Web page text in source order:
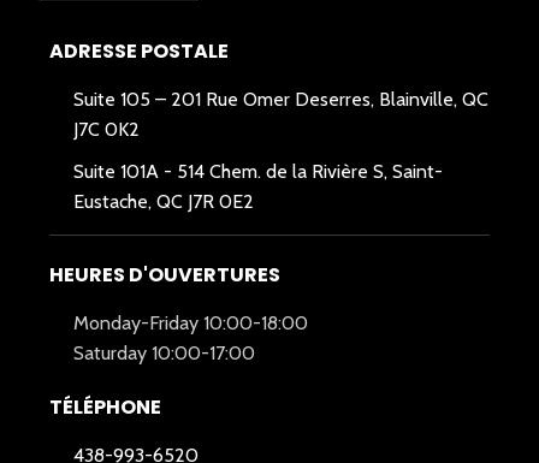
ADRESSE POSTALE
Suite 105 – 201 Rue Omer Deserres, Blainville, QC
J7C 0K2
Suite 101A - 514 Chem. de la Rivière S, Saint-
Eustache, QC J7R 0E2
HEURES D'OUVERTURES
Monday-Friday 10:00-18:00
Saturday 10:00-17:00
TÉLÉPHONE
438-993-6520